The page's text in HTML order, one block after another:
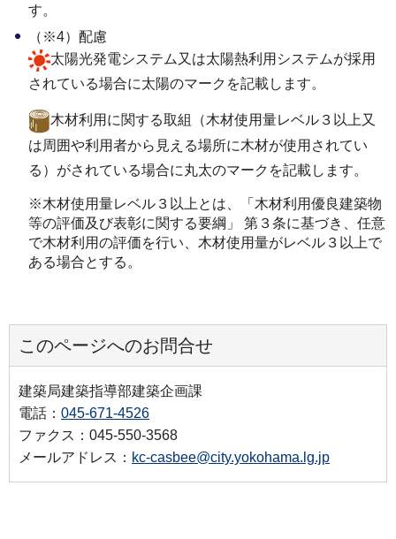
す。
（※4）配慮
太陽光発電システム又は太陽熱利用システムが採用
されている場合に太陽のマークを記載します。
木材利用に関する取組（木材使用量レベル３以上又
は周囲や利用者から見える場所に木材が使用されてい
る）がされている場合に丸太のマークを記載します。
※木材使用量レベル３以上とは、「木材利用優良建築物
等の評価及び表彰に関する要綱」 第３条に基づき、任意
で木材利用の評価を行い、木材使用量がレベル３以上で
ある場合とする。
このページへのお問合せ
建築局建築指導部建築企画課
電話： 045-671-4526
ファクス：045-550-3568
メールアドレス： kc-casbee@city.yokohama.lg.jp